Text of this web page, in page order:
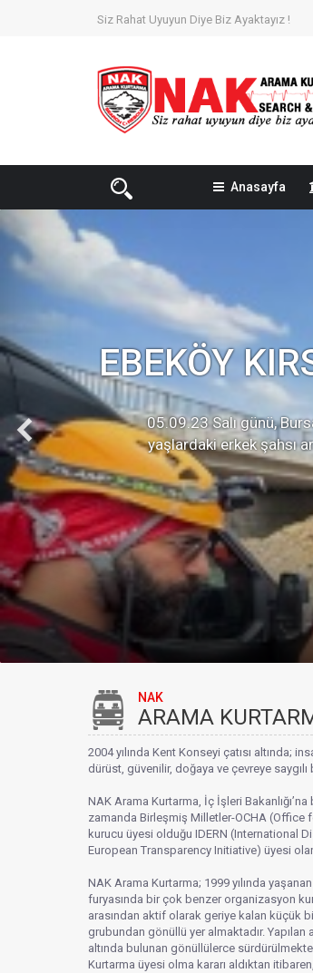
Siz Rahat Uyuyun Diye Biz Ayaktayız !
Anasayfa
EBEKÖY
05.09.23 Salı günü,
yaşlardaki erkek şahsı
NAK
ARAMA
2004 yılında Kent Konseyi çatısı altında;
dürüst, güvenilir, doğaya ve çevreye
NAK Arama Kurtarma, İç İşleri
zamanda Birleşmiş Milletler-OCHA
kurucu üyesi olduğu IDERN (International
European Transparency Initiative) üyesi
NAK Arama Kurtarma; 1999 yılında
furyasında bir çok benzer organizasyon
arasından aktif olarak geriye kalan küçük
grubundan gönüllü yer almaktadır. Yapılan
altında bulunan gönüllülerce
Kurtarma üyesi olma kararı aldıktan